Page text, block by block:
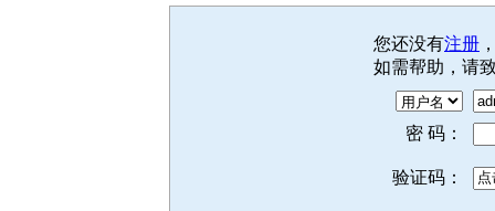
您还没有注册
如需帮助，请
密 码：
验证码：